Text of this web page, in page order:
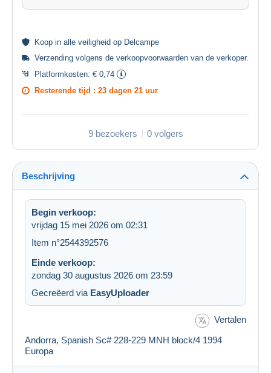
Koop in alle veiligheid op Delcampe
Verzending volgens de verkoopvoorwaarden van de verkoper.
Platformkosten: € 0,74
Resterende tijd : 23 dagen 21 uur
9 bezoekers 0 volgers
Beschrijving
Begin verkoop:
vrijdag 15 mei 2026 om 02:31
Item n°2544392576
Einde verkoop:
zondag 30 augustus 2026 om 23:59
Gecreëerd via EasyUploader
Vertalen
Andorra, Spanish Sc# 228-229 MNH block/4 1994
Europa